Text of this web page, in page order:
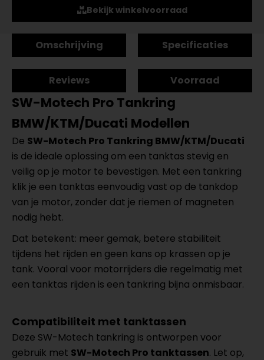
Bekijk winkelvoorraad
Omschrijving Specificaties
Reviews Voorraad
SW-Motech Pro Tankring
BMW/KTM/Ducati Modellen
De SW-Motech Pro Tankring BMW/KTM/Ducati
is de ideale oplossing om een tanktas stevig en
veilig op je motor te bevestigen. Met een tankring
klik je een tanktas eenvoudig vast op de tankdop
van je motor, zonder dat je riemen of magneten
nodig hebt.
Dat betekent: meer gemak, betere stabiliteit
tijdens het rijden en geen kans op krassen op je
tank. Vooral voor motorrijders die regelmatig met
een tanktas rijden is een tankring bijna onmisbaar.
Compatibiliteit met tanktassen
Deze SW-Motech tankring is ontworpen voor
gebruik met SW-Motech Pro tanktassen. Let op,